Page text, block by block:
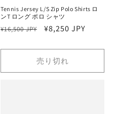
Tennis Jersey L/S Zip Polo Shirts ロ
ンT ロング ポロ シャツ
通
価
¥16,500 JPY
セ
ル
価
¥8,250 JPY
売り切れ